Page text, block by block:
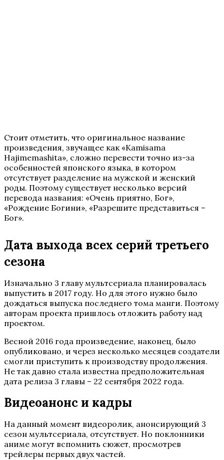
Стоит отметить, что оригинальное название
произведения, звучащее как «Kamisama
Hajimemashita», сложно перевести точно из-за
особенностей японского языка, в котором
отсутствует разделение на мужской и женский
роды. Поэтому существует несколько версий
перевода названия: «Очень приятно, Бог»,
«Рождение Богини», «Разрешите представиться –
Бог».
Дата выхода всех серий третьего
сезона
Изначально 3 главу мультсериала планировалась
выпустить в 2017 году. Но для этого нужно было
дождаться выпуска последнего тома манги. Поэтому
авторам проекта пришлось отложить работу над
проектом.
Весной 2016 года произведение, наконец, было
опубликовано, и через несколько месяцев создатели
смогли приступить к производству продолжения.
Не так давно стала известна предположительная
дата релиза 3 главы – 22 сентября 2022 года.
Видеоанонс и кадры
На данный момент видеоролик, анонсирующий 3
сезон мультсериала, отсутствует. Но поклонники
аниме могут вспомнить сюжет, просмотрев
трейлеры первых двух частей.